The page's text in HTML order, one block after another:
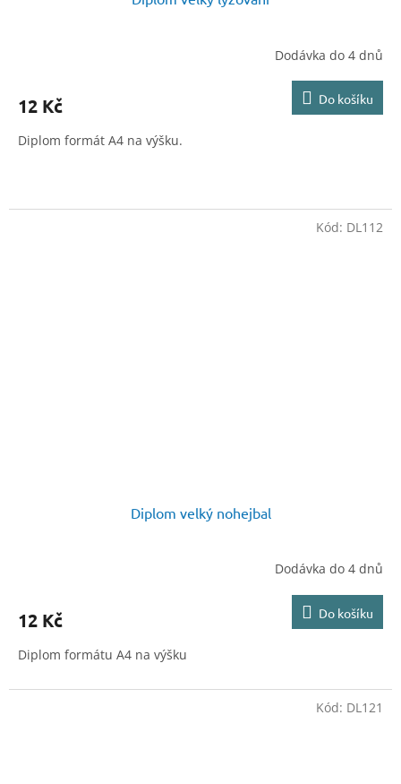
Dodávka do 4 dnů
12 Kč Do košíku
Diplom formát A4 na výšku.
Diplom velký nohejbal
Dodávka do 4 dnů
12 Kč Do košíku
Diplom formátu A4 na výšku
Kód: DL112
Kód: DL121